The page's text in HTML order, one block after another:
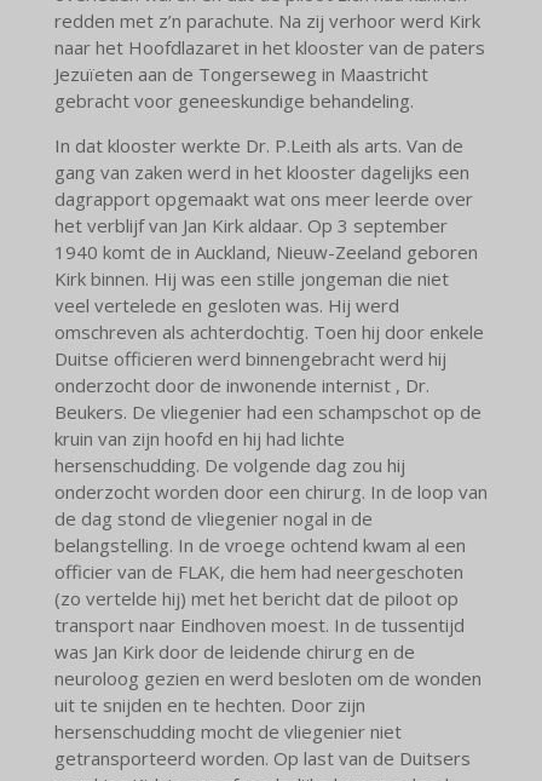
redden met z’n parachute. Na zij verhoor werd Kirk
naar het Hoofdlazaret in het klooster van de paters
Jezuïeten aan de Tongerseweg in Maastricht
gebracht voor geneeskundige behandeling.
In dat klooster werkte Dr. P.Leith als arts. Van de
gang van zaken werd in het klooster dagelijks een
dagrapport opgemaakt wat ons meer leerde over
het verblijf van Jan Kirk aldaar. Op 3 september
1940 komt de in Auckland, Nieuw-Zeeland geboren
Kirk binnen. Hij was een stille jongeman die niet
veel vertelede en gesloten was. Hij werd
omschreven als achterdochtig. Toen hij door enkele
Duitse officieren werd binnengebracht werd hij
onderzocht door de inwonende internist , Dr.
Beukers. De vliegenier had een schampschot op de
kruin van zijn hoofd en hij had lichte
hersenschudding. De volgende dag zou hij
onderzocht worden door een chirurg. In de loop van
de dag stond de vliegenier nogal in de
belangstelling. In de vroege ochtend kwam al een
officier van de FLAK, die hem had neergeschoten
(zo vertelde hij) met het bericht dat de piloot op
transport naar Eindhoven moest. In de tussentijd
was Jan Kirk door de leidende chirurg en de
neuroloog gezien en werd besloten om de wonden
uit te snijden en te hechten. Door zijn
hersenschudding mocht de vliegenier niet
getransporteerd worden. Op last van de Duitsers